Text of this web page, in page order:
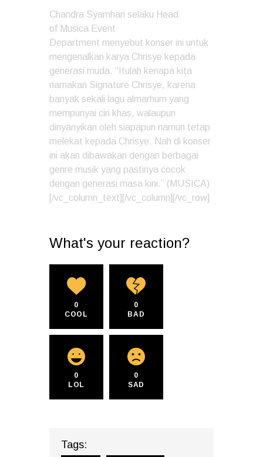
Chandra Syamhari selaku Head
of Musica Event
Department menyebut konser ini untuk
mengenalkan karya Chrisye kepada
generasi muda. “Itulah kenapa kita
namakan Signature Chrisye, karena
banyak sekali lagu almarhum yang
mempunyai ciri khas, walaupun
dinyanyikan oleh siapapun namun tetap
melekat kepada Chrisye. Nah di konser
ini akan dibawakan dengan berbagai
genre musik yang pastinya cocok
dengan generasi masa kini.” (MUSICA)
[/vc_column_text][/vc_column][/vc_row]
What's your reaction?
0
COOL
0
BAD
0
LOL
0
SAD
Tags: